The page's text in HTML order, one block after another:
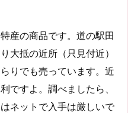
産の商品です。道の駅田
大抵の近所（只見付近）
りでも売っています。近
ですよ。調べましたら、
ネットで入手は厳しいで